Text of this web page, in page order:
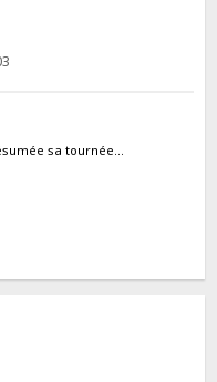
sa tournée...